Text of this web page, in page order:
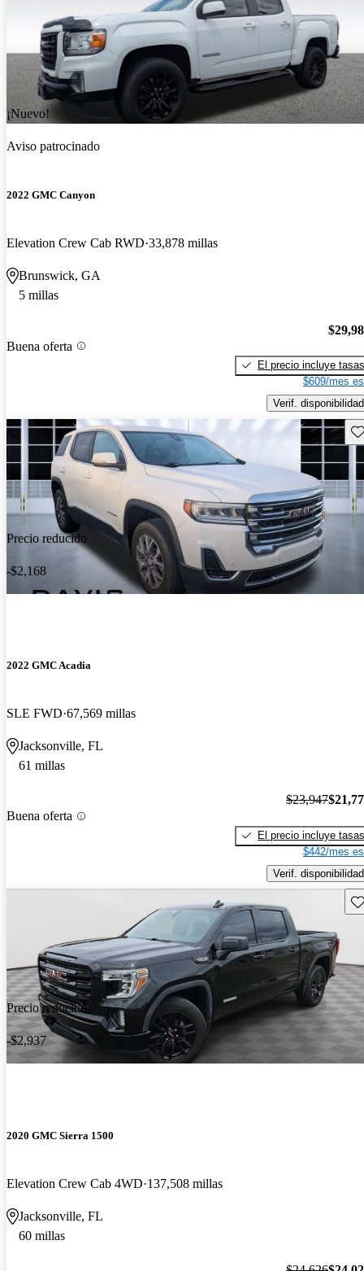
¡Nuevo!
Aviso patrocinado
2022 GMC Canyon
Elevation Crew Cab RWD 33,878 millas
Brunswick, GA
5 millas
Buena oferta
El precio incluye tasas
$609/mes
Verif. disponibilidad
Precio reducido
-$2,168
2022 GMC Acadia
SLE FWD 67,569 millas
Jacksonville, FL
61 millas
Buena oferta
$23,947
El precio incluye tasas
$442/mes
Verif. disponibilidad
Precio reducido
-$2,937
2020 GMC Sierra 1500
Elevation Crew Cab 4WD 137,508 millas
Jacksonville, FL
60 millas